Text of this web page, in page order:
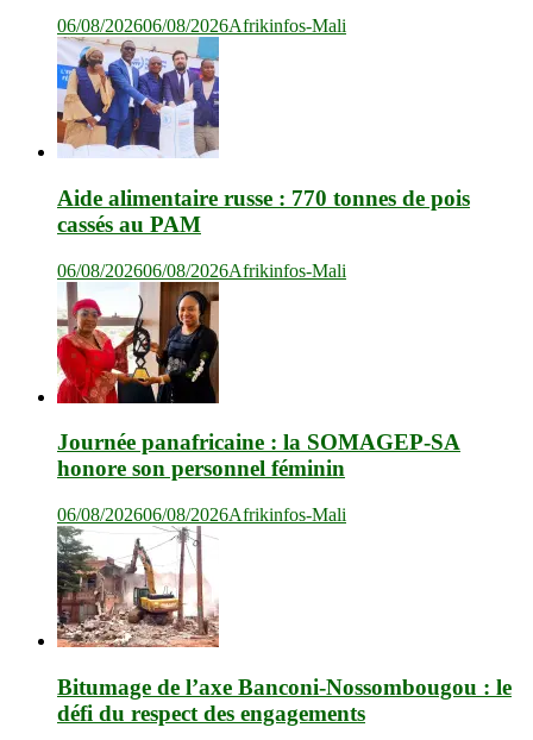
06/08/202606/08/2026Afrikinfos-Mali
Aide alimentaire russe : 770 tonnes de pois
cassés au PAM
06/08/202606/08/2026Afrikinfos-Mali
Journée panafricaine : la SOMAGEP-SA
honore son personnel féminin
06/08/202606/08/2026Afrikinfos-Mali
Bitumage de l’axe Banconi-Nossombougou : le
défi du respect des engagements